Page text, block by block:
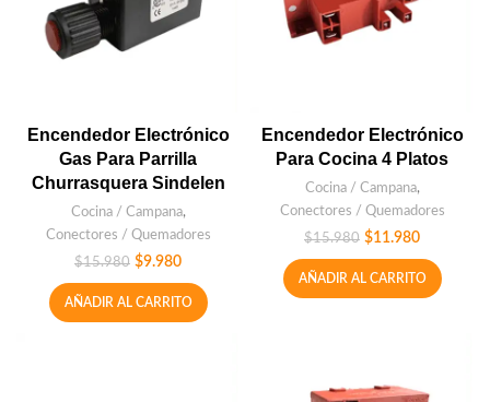
Encendedor Electrónico
Gas Para Parrilla
Churrasquera Sindelen
Cocina / Campana,
Conectores / Quemadores
$15.980 $9.980
AÑADIR AL CARRITO
Encendedor Electrónico
Para Cocina 4 Platos
Cocina / Campana,
Conectores / Quemadores
$15.980 $11.980
AÑADIR AL CARRITO